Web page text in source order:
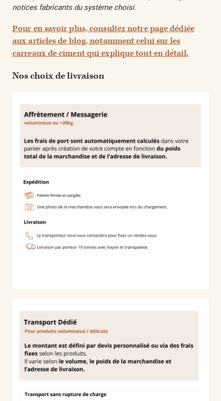
notices fabricants du système choisi.
Pour en savoir plus, consultez notre page dédiée
aux articles de blog, notamment celui sur les
carreaux de ciment qui explique tout en détail.
Nos choix de livraison​